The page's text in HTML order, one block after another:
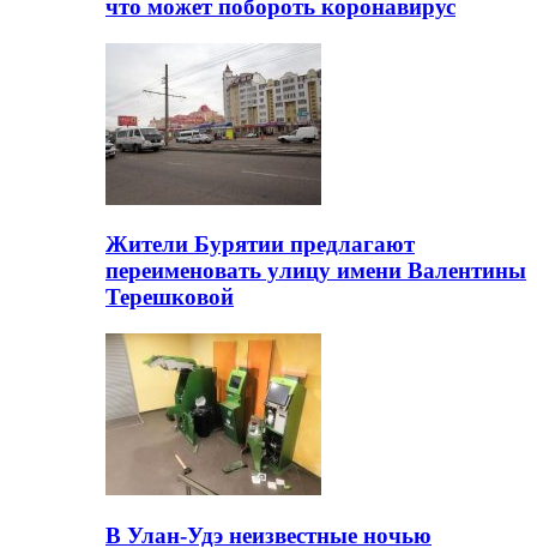
что может побороть коронавирус
Жители Бурятии предлагают
переименовать улицу имени Валентины
Терешковой
В Улан-Удэ неизвестные ночью